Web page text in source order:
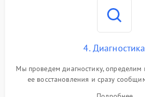
4. Диагностика
Мы проведем диагностику, определим
ее восстановления и сразу